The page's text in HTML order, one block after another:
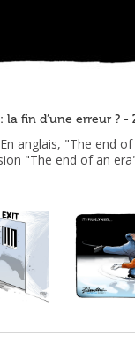
la fin d’une erreur ?
anglais, "The end
"The end of an